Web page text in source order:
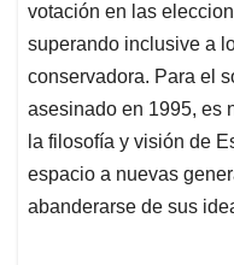
votación en las
superando inclusive a
conservadora. Para el
asesinado en 1995, es
la filosofía y visión de
espacio a nuevas
abanderarse de sus